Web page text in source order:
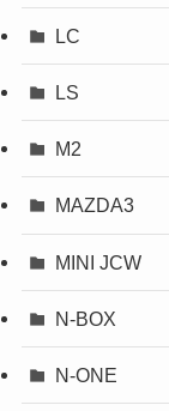
LC
LS
M2
MAZDA3
MINI JCW
N-BOX
N-ONE